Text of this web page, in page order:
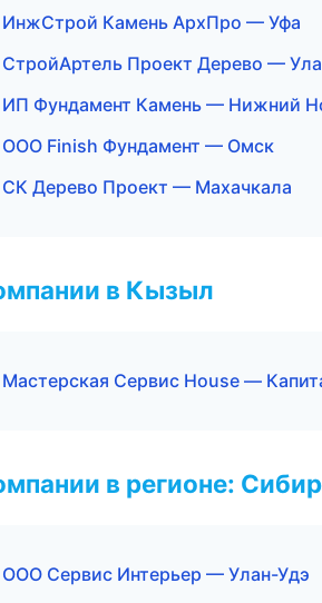
ИнжСтрой Камень АрхПро — Уфа
СтройАртель Проект Дерево —
ИП Фундамент Камень — Нижний
ООО Finish Фундамент — Омск
СК Дерево Проект — Махачкала
в Кызыл
Мастерская Сервис House —
в регионе:
ООО Сервис Интерьер — Улан-Удэ